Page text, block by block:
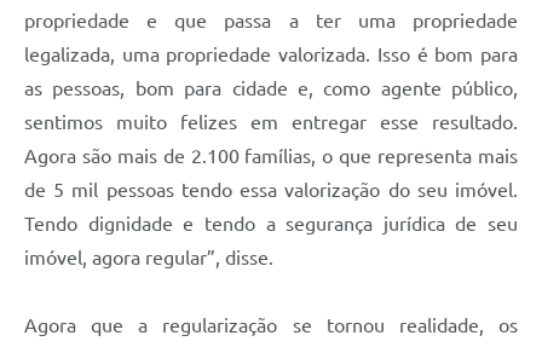
propriedade e que passa a ter uma propriedade
legalizada, uma propriedade valorizada. Isso é bom para
as pessoas, bom para cidade e, como agente público,
sentimos muito felizes em entregar esse resultado.
Agora são mais de 2.100 famílias, o que representa mais
de 5 mil pessoas tendo essa valorização do seu imóvel.
Tendo dignidade e tendo a segurança jurídica de seu
imóvel, agora regular”, disse.
Agora que a regularização se tornou realidade, os